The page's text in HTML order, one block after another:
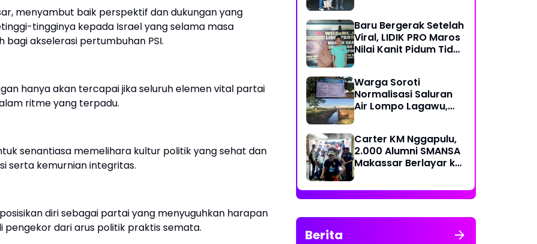
menyambut baik perspektif dan dukungan yang
tingginya kepada Israel yang selama masa
akselerasi pertumbuhan PSI.
hanya akan tercapai jika seluruh elemen vital partai
ritme yang terpadu.
senantiasa memelihara kultur politik yang sehat dan
serta kemurnian integritas.
diri sebagai partai yang menyuguhkan harapan
pengekor dari arus politik praktis semata.
Baru Bergerak Setelah
Viral, LIDIK PRO Maros
Nilai Kanit Pidum Tidak
Warga Soroti
Normalisasi Saluran
Air Lompo Lagawu,
Seimbang dengan
Hasil Pekerjaan
Carter KM Nggapulu,
2.000 Alumni SMANSA
Makassar Berlayar ke
Meriahkan Temu
Nasional IV di
Berita